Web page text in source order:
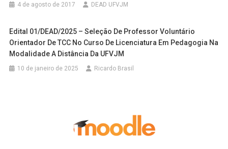
4 de agosto de 2017 DEAD UFVJM
Edital 01/DEAD/2025 – Seleção De Professor Voluntário
Orientador De TCC No Curso De Licenciatura Em Pedagogia Na
Modalidade A Distância Da UFVJM
10 de janeiro de 2025 Ricardo Brasil